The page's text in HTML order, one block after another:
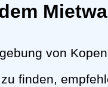
von
finden,